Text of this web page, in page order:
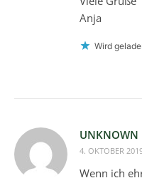
Anja
Wird
UNKNOWN
4. OKTOBER
Wenn ich